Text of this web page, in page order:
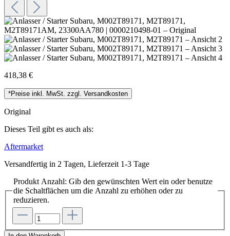
418,38 €
*Preise inkl. MwSt. zzgl. Versandkosten
Original
Dieses Teil gibt es auch als:
Aftermarket
Versandfertig in 2 Tagen, Lieferzeit 1-3 Tage
Produkt Anzahl: Gib den gewünschten Wert ein oder benutze
die Schaltflächen um die Anzahl zu erhöhen oder zu
reduzieren.